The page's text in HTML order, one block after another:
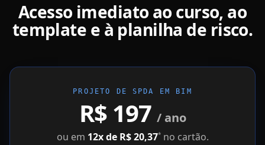
Acesso imediato ao curso, ao
template e à planilha de risco.
PROJETO DE SPDA EM BIM
R$ 197 / ano
ou em 12x de R$ 20,37*no cartão.